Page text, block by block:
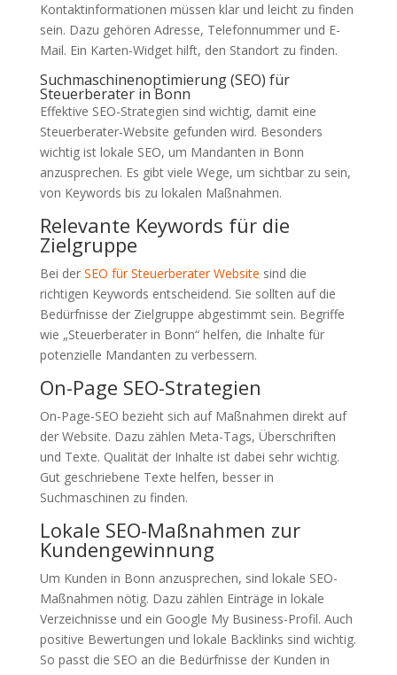
Kontaktinformationen müssen klar und leicht zu finden
sein. Dazu gehören Adresse, Telefonnummer und E-
Mail. Ein Karten-Widget hilft, den Standort zu finden.
Suchmaschinenoptimierung (SEO) für
Steuerberater in Bonn
Effektive SEO-Strategien sind wichtig, damit eine
Steuerberater-Website gefunden wird. Besonders
wichtig ist lokale SEO, um Mandanten in Bonn
anzusprechen. Es gibt viele Wege, um sichtbar zu sein,
von Keywords bis zu lokalen Maßnahmen.
Relevante Keywords für die
Zielgruppe
Bei der SEO für Steuerberater Website sind die
richtigen Keywords entscheidend. Sie sollten auf die
Bedürfnisse der Zielgruppe abgestimmt sein. Begriffe
wie „Steuerberater in Bonn“ helfen, die Inhalte für
potenzielle Mandanten zu verbessern.
On-Page SEO-Strategien
On-Page-SEO bezieht sich auf Maßnahmen direkt auf
der Website. Dazu zählen Meta-Tags, Überschriften
und Texte. Qualität der Inhalte ist dabei sehr wichtig.
Gut geschriebene Texte helfen, besser in
Suchmaschinen zu finden.
Lokale SEO-Maßnahmen zur
Kundengewinnung
Um Kunden in Bonn anzusprechen, sind lokale SEO-
Maßnahmen nötig. Dazu zählen Einträge in lokale
Verzeichnisse und ein Google My Business-Profil. Auch
positive Bewertungen und lokale Backlinks sind wichtig.
So passt die SEO an die Bedürfnisse der Kunden in